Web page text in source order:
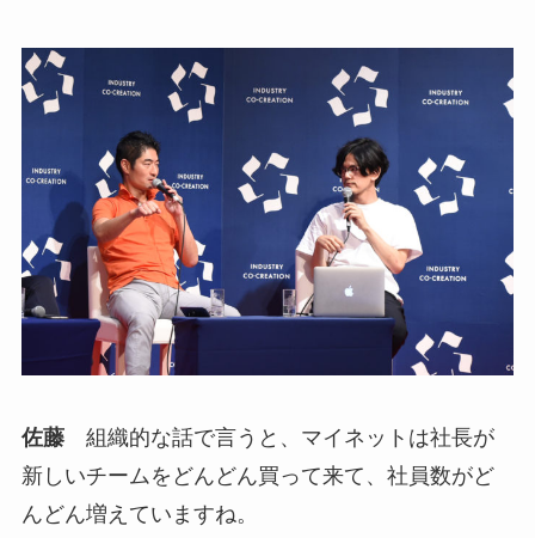
佐藤組織的な話で言うと、マイネットは社長が
新しいチームをどんどん買って来て、社員数がど
んどん増えていますね。